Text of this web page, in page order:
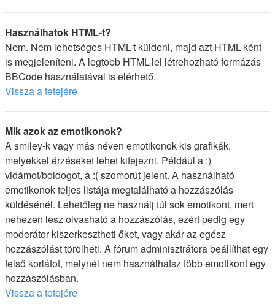
Használhatok HTML-t?
Nem. Nem lehetséges HTML-t küldeni, majd azt HTML-ként
is megjeleníteni. A legtöbb HTML-lel létrehozható formázás
BBCode használatával is elérhető.
Vissza a tetejére
Mik azok az emotikonok?
A smiley-k vagy más néven emotikonok kis grafikák,
melyekkel érzéseket lehet kifejezni. Például a :)
vidámot/boldogot, a :( szomorút jelent. A használható
emotikonok teljes listája megtalálható a hozzászólás
küldésénél. Lehetőleg ne használj túl sok emotikont, mert
nehezen lesz olvasható a hozzászólás, ezért pedig egy
moderátor kiszerkesztheti őket, vagy akár az egész
hozzászólást törölheti. A fórum adminisztrátora beállíthat egy
felső korlátot, melynél nem használhatsz több emotikont egy
hozzászólásban.
Vissza a tetejére